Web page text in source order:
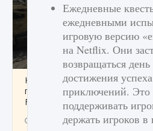
Как исправить текстовую
пользовательского
Force Hawk Ops
9 августа 2024 1
Ежедневные
ежедневными
игровую версию
на Netflix. Они
возвращаться
достижения
приключений. Это
поддерживать
держать игроков